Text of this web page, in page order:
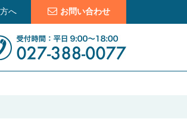
へ お問い合わせ